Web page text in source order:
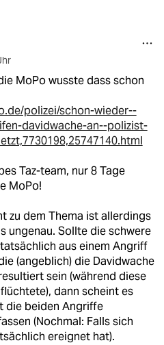
MoPo wusste dass schon
polizei/schon-wieder--
davidwache-an--polizist-
Taz-team, nur 8 Tage
MoPo!
zu dem Thema ist allerdings
ungenau. Sollte die schwere
aus einem Angriff
(angeblich) die Davidwache
sein (während diese
dann scheint es
die beiden Angriffe
(Nochmal: Falls sich
ereignet hat).